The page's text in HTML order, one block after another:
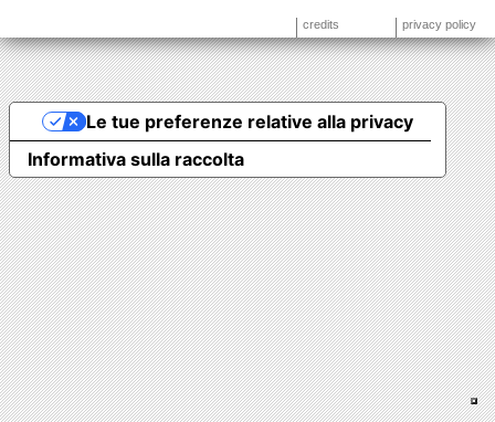
credits privacy policy
Informativa sulla raccolta
Le tue preferenze relative alla privacy